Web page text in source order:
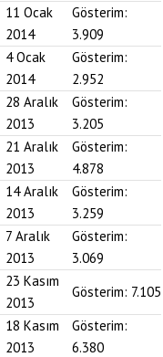
11 Ocak
2014
Gösterim:
3.909
4 Ocak
2014
Gösterim:
2.952
28 Aralık
2013
Gösterim:
3.205
21 Aralık
2013
Gösterim:
4.878
14 Aralık
2013
Gösterim:
3.259
7 Aralık
2013
Gösterim:
3.069
23 Kasım
2013
Gösterim: 7.105
18 Kasım
2013
Gösterim:
6.380